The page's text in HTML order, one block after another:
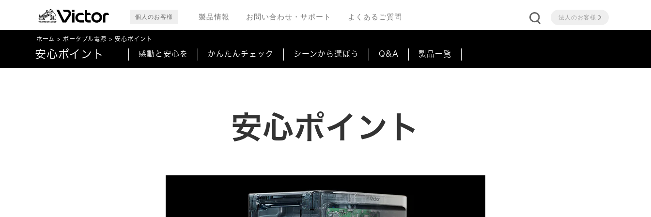
個人のお客様 製品情報 お問い合わせ・サポート よくあるご質問 法人のお客様
ホーム ポータブル電源 安心ポイント
安心ポイント 感動と安心を かんたんチェック シーンから選ぼう Q&A 製品一覧
安心ポイント